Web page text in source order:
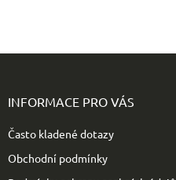
INFORMACE PRO VÁS
Často kladené dotazy
Obchodní podmínky